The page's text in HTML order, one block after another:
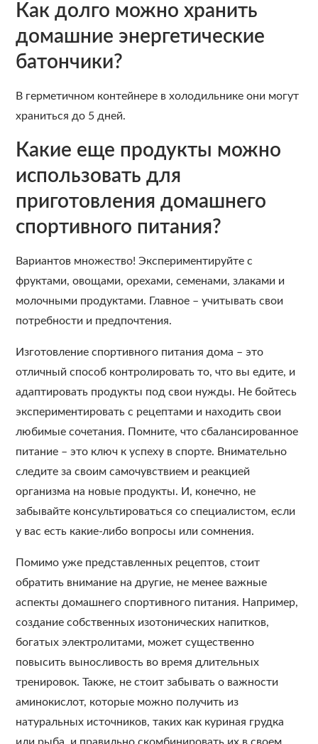
Как долго можно хранить
домашние энергетические
батончики?
В герметичном контейнере в холодильнике они могут
храниться до 5 дней.
Какие еще продукты можно
использовать для
приготовления домашнего
спортивного питания?
Вариантов множество! Экспериментируйте с
фруктами, овощами, орехами, семенами, злаками и
молочными продуктами. Главное – учитывать свои
потребности и предпочтения.
Изготовление спортивного питания дома – это
отличный способ контролировать то, что вы едите, и
адаптировать продукты под свои нужды. Не бойтесь
экспериментировать с рецептами и находить свои
любимые сочетания. Помните, что сбалансированное
питание – это ключ к успеху в спорте. Внимательно
следите за своим самочувствием и реакцией
организма на новые продукты. И, конечно, не
забывайте консультироваться со специалистом, если
у вас есть какие-либо вопросы или сомнения.
Помимо уже представленных рецептов, стоит
обратить внимание на другие, не менее важные
аспекты домашнего спортивного питания. Например,
создание собственных изотонических напитков,
богатых электролитами, может существенно
повысить выносливость во время длительных
тренировок. Также, не стоит забывать о важности
аминокислот, которые можно получить из
натуральных источников, таких как куриная грудка